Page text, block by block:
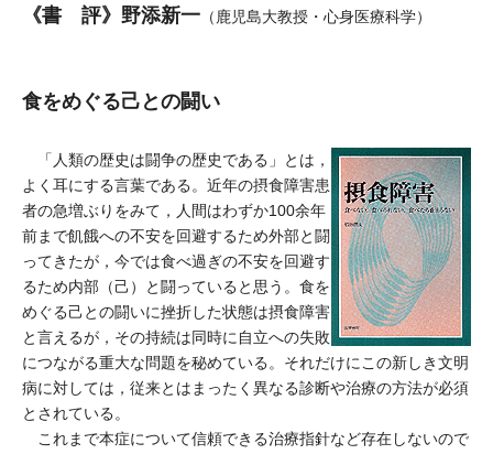
《書 評》野添新一 （鹿児島大教授・心身医療科学）
食をめぐる己との闘い
「人類の歴史は闘争の歴史である」とは，
よく耳にする言葉である。近年の摂食障害患
者の急増ぶりをみて，人間はわずか100余年
前まで飢餓への不安を回避するため外部と闘
ってきたが，今では食べ過ぎの不安を回避す
るため内部（己）と闘っていると思う。食を
めぐる己との闘いに挫折した状態は摂食障害
と言えるが，その持続は同時に自立への失敗
につながる重大な問題を秘めている。それだけにこの新しき文明
病に対しては，従来とはまったく異なる診断や治療の方法が必須
とされている。
これまで本症について信頼できる治療指針など存在しないので